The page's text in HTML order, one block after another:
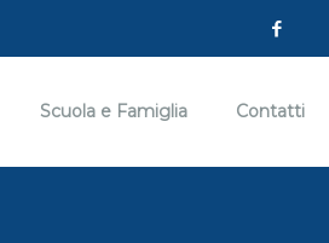
Scuola e Famiglia Contatti